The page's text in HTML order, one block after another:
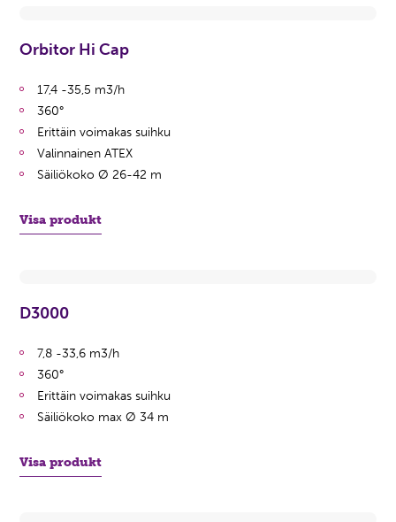
Orbitor Hi Cap
17,4 -35,5 m3/h
360°
Erittäin voimakas suihku
Valinnainen ATEX
Säiliökoko Ø 26-42 m
Visa produkt
D3000
7,8 -33,6 m3/h
360°
Erittäin voimakas suihku
Säiliökoko max Ø 34 m
Visa produkt